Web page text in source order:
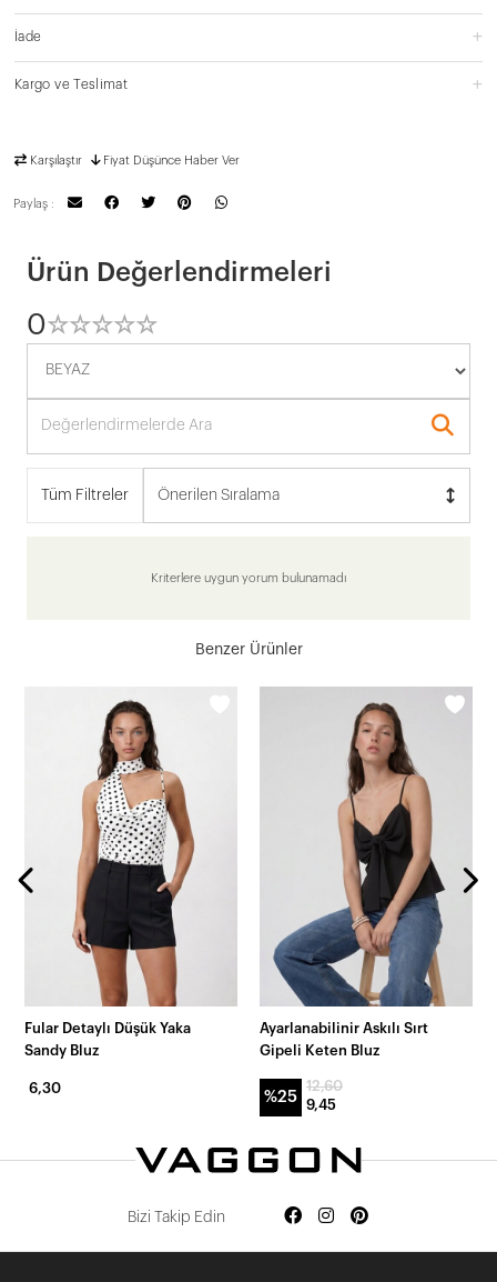
İade
Kargo ve Teslimat
Karşılaştır Fiyat Düşünce Haber Ver
Paylaş :
Ürün Değerlendirmeleri
0☆☆☆☆☆
★★★★★
Tüm Filtreler Önerilen Sıralama
Kriterlere uygun yorum bulunamadı
Benzer Ürünler
Fular Detaylı Düşük Yaka
Sandy Bluz
6,30
Ayarlanabilinir Askılı Sırt
Gipeli Keten Bluz
%25
12,60
9,45
Bizi Takip Edin